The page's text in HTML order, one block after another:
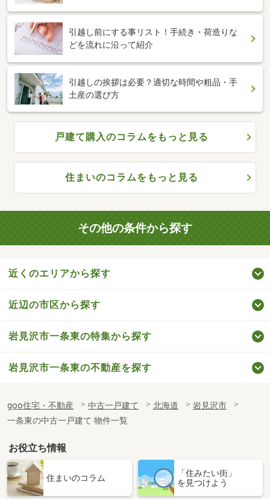
引越し前にする事リスト！手続き・荷造りな
どを流れに沿って紹介
引越しの挨拶は必要？適切な時間や粗品・手
土産の選び方
戸建て購入のコラムをもっと見る
住まいのコラムをもっと見る
その他の条件から探す
近くのエリアから探す
近辺の市区から探す
岩見沢市一条東の特集から探す
岩見沢市一条東の不動産を探す
goo住宅・不動産 中古一戸建て 北海道
岩見沢市
一条東の中古一戸建て 物件一覧
お役立ち情報
住まいのコラム
「住みたい街」
を見つけよう